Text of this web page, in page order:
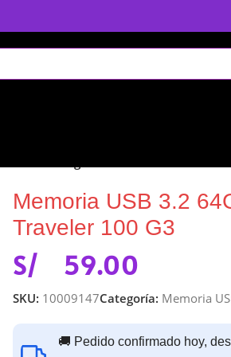
Memoria USB 3.2
Traveler 100 G3
S/ 59.00
SKU: 10009147Categoría: Memoria
🚚 Pedido confirmado hoy,